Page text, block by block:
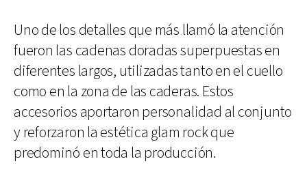
Uno de los detalles que más llamó la atención
fueron las cadenas doradas superpuestas en
diferentes largos, utilizadas tanto en el cuello
como en la zona de las caderas. Estos
accesorios aportaron personalidad al conjunto
y reforzaron la estética glam rock que
predominó en toda la producción.